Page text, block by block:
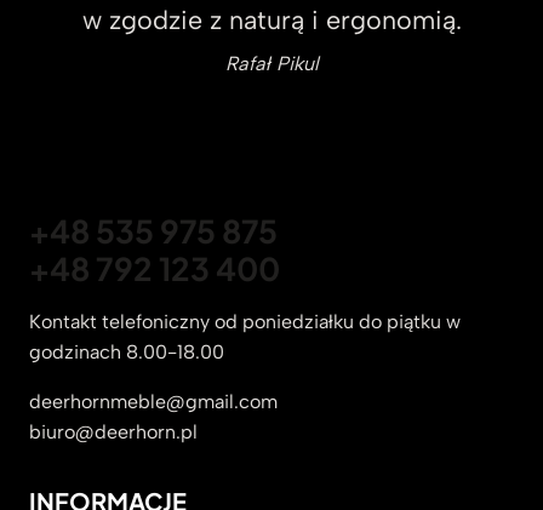
w zgodzie z naturą i ergonomią.
Rafał Pikul
+48 535 975 875
+48 792 123 400
Kontakt telefoniczny od poniedziałku do piątku w
godzinach 8.00-18.00
deerhornmeble@gmail.com
biuro@deerhorn.pl
INFORMACJE